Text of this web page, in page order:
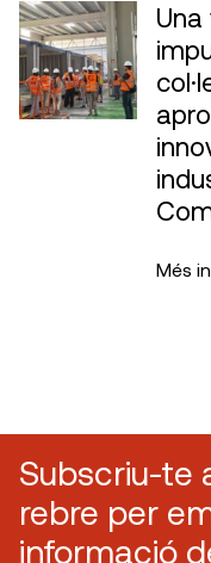
Més
Subscriu-te
rebre per
informació